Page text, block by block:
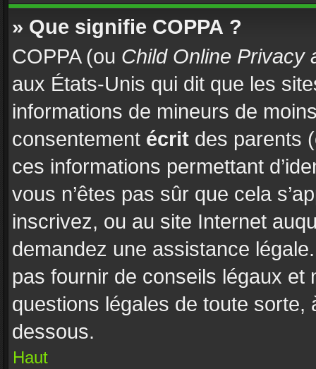
» Que signifie COPPA ?
COPPA (ou Child Online Privacy
aux États-Unis qui dit que les
informations de mineurs de
consentement écrit des parents
ces informations permettant
vous n’êtes pas sûr que cela
inscrivez, ou au site Internet
demandez une assistance
pas fournir de conseils légaux
questions légales de toute sorte,
dessous.
Haut